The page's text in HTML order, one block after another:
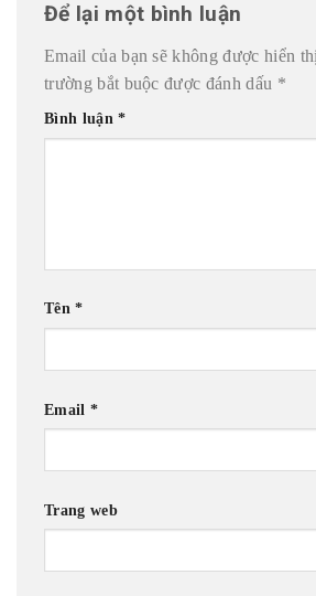
Để lại một bình luận
Email của bạn sẽ không được hiển
trường bắt buộc được đánh dấu *
Bình luận*
Tên*
Email *
Trang web